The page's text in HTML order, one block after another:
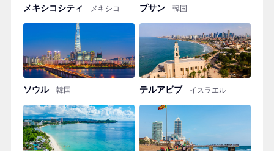
メキシコシティ メキシコ プサン 韓国
ソウル 韓国 テルアビブ イスラエル